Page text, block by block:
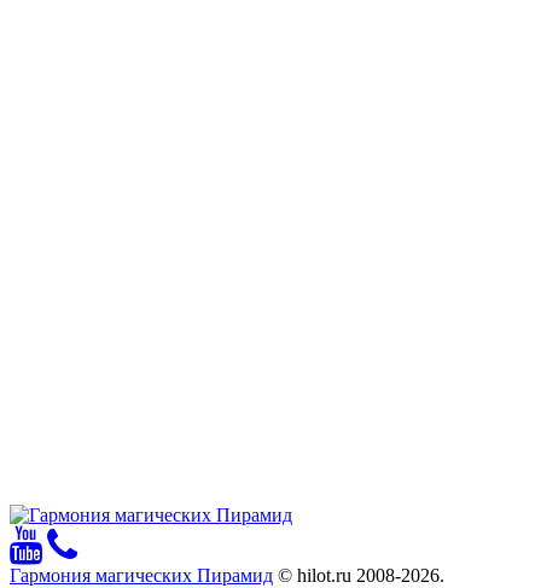
Гармония магических Пирамид © hilot.ru 2008-2026.